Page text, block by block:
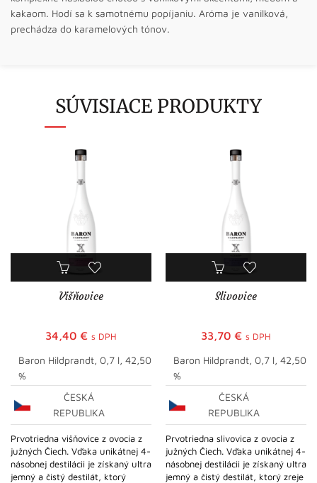
kakaom. Hodí sa k samotnému popíjaniu. Aróma je vanilková,
prechádza do karamelových tónov.
SÚVISIACE PRODUKTY
Višňovice
34,40 € s DPH
Baron Hildprandt, 0,7 l, 42,50
%
ČESKÁ
REPUBLIKA
Prvotriedna višňovice z ovocia z
južných Čiech. Vďaka unikátnej 4-
násobnej destilácii je získaný ultra
jemný a čistý destilát, ktorý
Slivovice
33,70 € s DPH
Baron Hildprandt, 0,7 l, 42,50
%
ČESKÁ
REPUBLIKA
Prvotriedna slivovica z ovocia z
južných Čiech. Vďaka unikátnej 4-
násobnej destilácii je získaný ultra
jemný a čistý destilát, ktorý zreje